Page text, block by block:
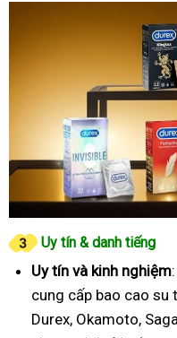
Uy tín & danh tiếng
Uy tín và kinh nghiệm
cung cấp bao cao
Durex, Okamoto,